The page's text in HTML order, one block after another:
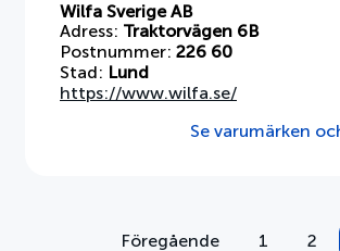
Wilfa Sverige AB
Adress: Traktorvägen 6B
Postnummer: 226 60
Stad: Lund
https://www.wilfa.se/
Se varumärken
om
Föregående 1 2